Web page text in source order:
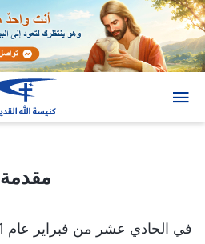
مقدمة